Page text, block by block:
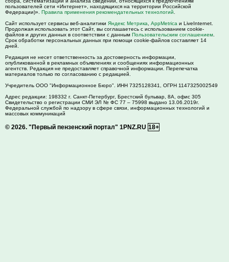
пользователей сети «Интернет», находящихся на территории Российской
Федерации)». Правила применения рекомендательных технологий
Сайт использует сервисы веб-аналитики Яндекс Метрика AppMetrica и LiveInternet.
Продолжая использовать этот Сайт, вы соглашаетесь с использованием cookie-
файлов и других данных в соответствии с данным Пользовательским соглашением
Срок обработки персональных данных при помощи cookie-файлов составляет 14
дней.
Редакция не несет ответственность за достоверность информации,
опубликованной в рекламных объявлениях и сообщениях информационных
агентств. Редакция не предоставляет справочной информации. Перепечатка
материалов только по согласованию с редакцией.
Учредитель ООО "Информационное Бюро". ИНН 7325128341, ОГРН 1147325002549
Адрес редакции: 198332 г. Санкт-Петербург, Брестский бульвар, 8А, офис 305
Свидетельство о регистрации СМИ ЭЛ № ФС 77 – 75998 выдано 13.06.2019г.
Федеральной службой по надзору в сфере связи, информационных технологий и
массовых коммуникаций
© 2026. "Первый пензенский портал" 1PNZ.RU 18+